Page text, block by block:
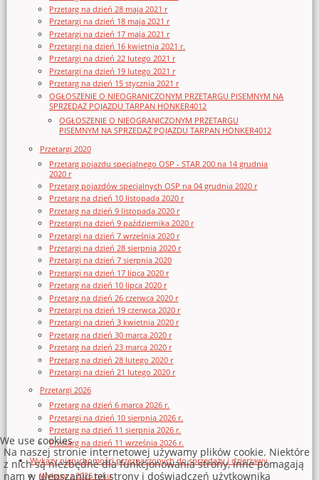
Przetarg na dzień 28 maja 2021 r
Przetargi na dzień 18 maja 2021 r
Przetargi na dzień 17 maja 2021 r
Przetargi na dzień 16 kwietnia 2021 r.
Przetargi na dzień 22 lutego 2021 r
Przetargi na dzień 19 lutego 2021 r
Przetarg na dzień 15 stycznia 2021 r
OGŁOSZENIE O NIEOGRANICZONYM PRZETARGU PISEMNYM NA
SPRZEDAŻ POJAZDU TARPAN HONKER4012
OGŁOSZENIE O NIEOGRANICZONYM PRZETARGU
PISEMNYM NA SPRZEDAŻ POJAZDU TARPAN HONKER4012
Przetargi 2020
Przetarg pojazdu specjalnego OSP - STAR 200 na 14 grudnia
2020 r
Przetarg pojazdów specjalnych OSP na 04 grudnia 2020 r
Przetarg na dzień 10 listopada 2020 r
Przetarg na dzień 9 listopada 2020 r
Przetargi na dzień 9 października 2020 r
Przetargi na dzień 7 września 2020 r
Przetargi na dzień 28 sierpnia 2020 r
Przetargi na dzień 7 sierpnia 2020
Przetargi na dzień 17 lipca 2020 r
Przetarg na dzień 10 lipca 2020 r
Przetarg na dzień 26 czerwca 2020 r
Przetargi na dzień 19 czerwca 2020 r
Przetargi na dzień 3 kwietnia 2020 r
Przetarg na dzień 30 marca 2020 r
Przetarg na dzień 23 marca 2020 r
Przetarg na dzień 28 lutego 2020 r
Przetargi na dzień 21 lutego 2020 r
Przetargi 2026
Przetarg na dzień 6 marca 2026 r.
Przetargi na dzień 10 sierpnia 2026 r.
Przetarg na dzień 11 sierpnia 2026 r.
Przetarg na dzień 11 września 2026 r.
Wykazy nieruchomości przeznaczonych do sprzedaży i dzierżawy
Wykazy z 2026 roku
We use cookies
Na naszej stronie internetowej używamy plików cookie. Niektóre
z nich są niezbędne dla funkcjonowania strony, inne pomagają
nam w ulepszaniu tej strony i doświadczeń użytkownika